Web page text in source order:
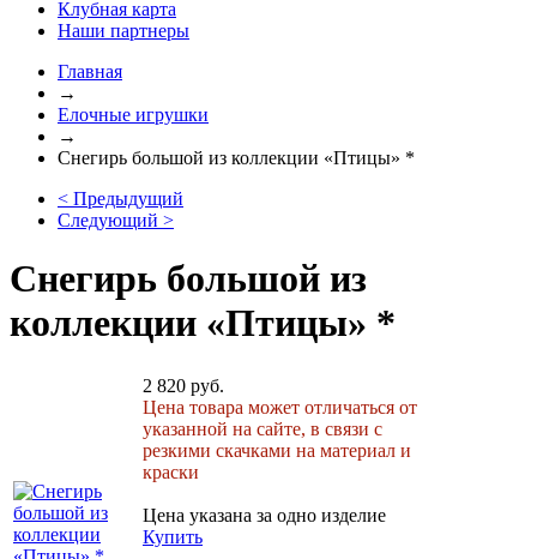
Клубная карта
Наши партнеры
Главная
→
Елочные игрушки
→
Снегирь большой из коллекции «Птицы» *
< Предыдущий
Следующий >
Снегирь большой из
коллекции «Птицы» *
2 820 руб.
Цена товара может отличаться от
указанной на сайте, в связи с
резкими скачками на материал и
краски
Цена указана за одно изделие
Купить